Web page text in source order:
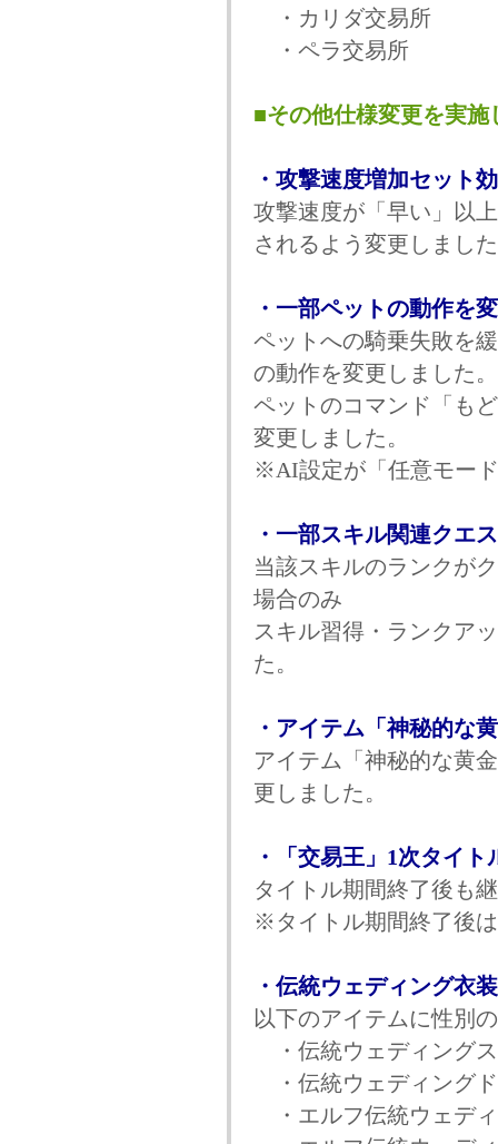
・カリダ交易所
・ペラ交易所
■その他仕様変更を実施
・攻撃速度増加セット
攻撃速度が「早い」以
されるよう変更しまし
・一部ペットの動作を
ペットへの騎乗失敗を
の動作を変更しました。
ペットのコマンド「も
変更しました。
※AI設定が「任意モー
・一部スキル関連クエ
当該スキルのランクが
場合のみ
スキル習得・ランクア
た。
・アイテム「神秘的な
アイテム「神秘的な黄
更しました。
・「交易王」1次タイ
タイトル期間終了後も
※タイトル期間終了後
・伝統ウェディング衣
以下のアイテムに性別
・伝統ウェディング
・伝統ウェディング
・エルフ伝統ウェデ